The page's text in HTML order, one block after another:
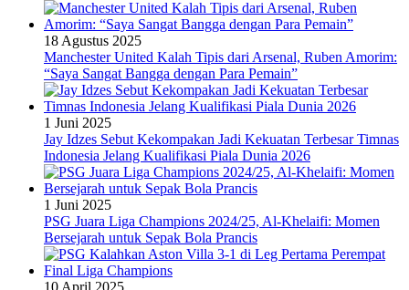
18 Agustus 2025
Manchester United Kalah Tipis dari Arsenal, Ruben Amorim:
“Saya Sangat Bangga dengan Para Pemain”
1 Juni 2025
Jay Idzes Sebut Kekompakan Jadi Kekuatan Terbesar Timnas
Indonesia Jelang Kualifikasi Piala Dunia 2026
1 Juni 2025
PSG Juara Liga Champions 2024/25, Al-Khelaifi: Momen
Bersejarah untuk Sepak Bola Prancis
10 April 2025